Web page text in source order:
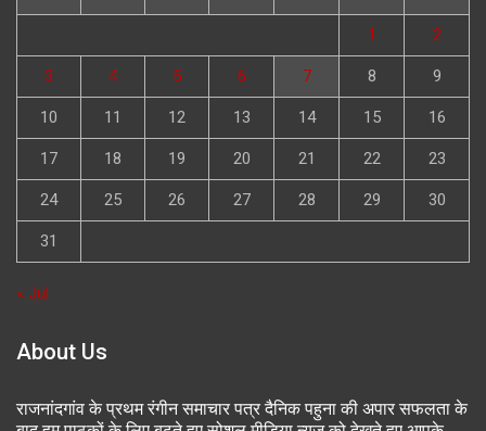
1 2
3 4 5 6 7 8 9
10 11 12 13 14 15 16
17 18 19 20 21 22 23
24 25 26 27 28 29 30
31
« Jul
About Us
राजनांदगांव के प्रथम रंगीन समाचार पत्र दैनिक पहुना की अपार सफलता के